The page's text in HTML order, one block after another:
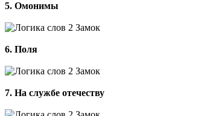
5. Омонимы
6. Поля
7. На службе отечеству